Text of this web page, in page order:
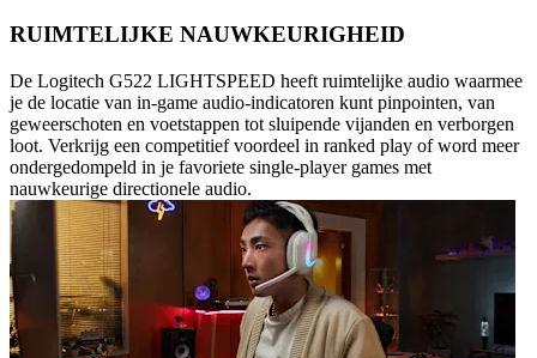
RUIMTELIJKE NAUWKEURIGHEID
De Logitech G522 LIGHTSPEED heeft ruimtelijke audio waarmee
je de locatie van in-game audio-indicatoren kunt pinpointen, van
geweerschoten en voetstappen tot sluipende vijanden en verborgen
loot. Verkrijg een competitief voordeel in ranked play of word meer
ondergedompeld in je favoriete single-player games met
nauwkeurige directionele audio.